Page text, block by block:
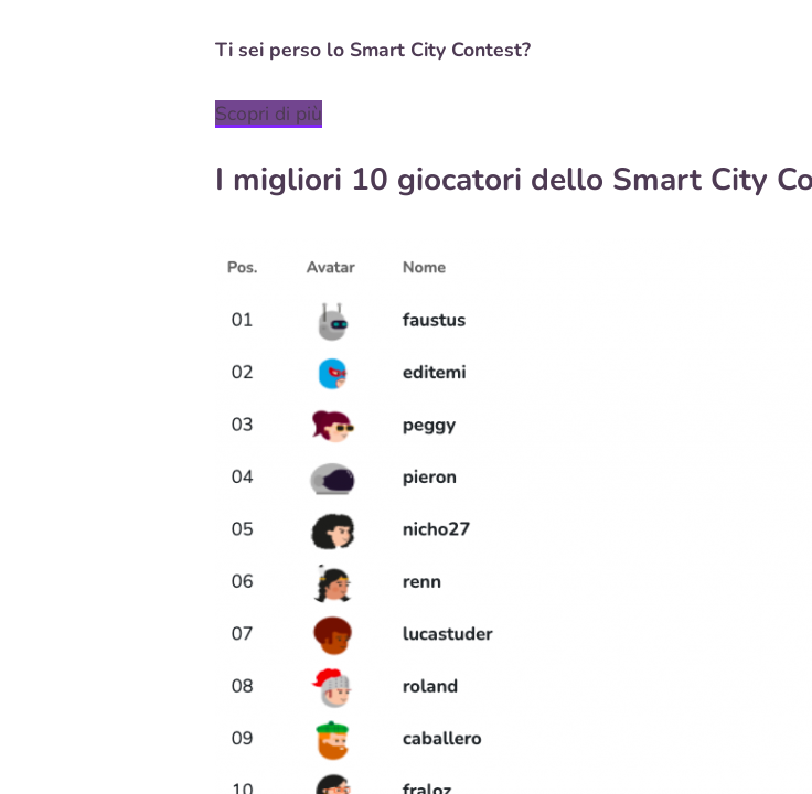
Ti sei perso lo Smart City Contest?
Scopri di più
I migliori 10 giocatori dello Smart City